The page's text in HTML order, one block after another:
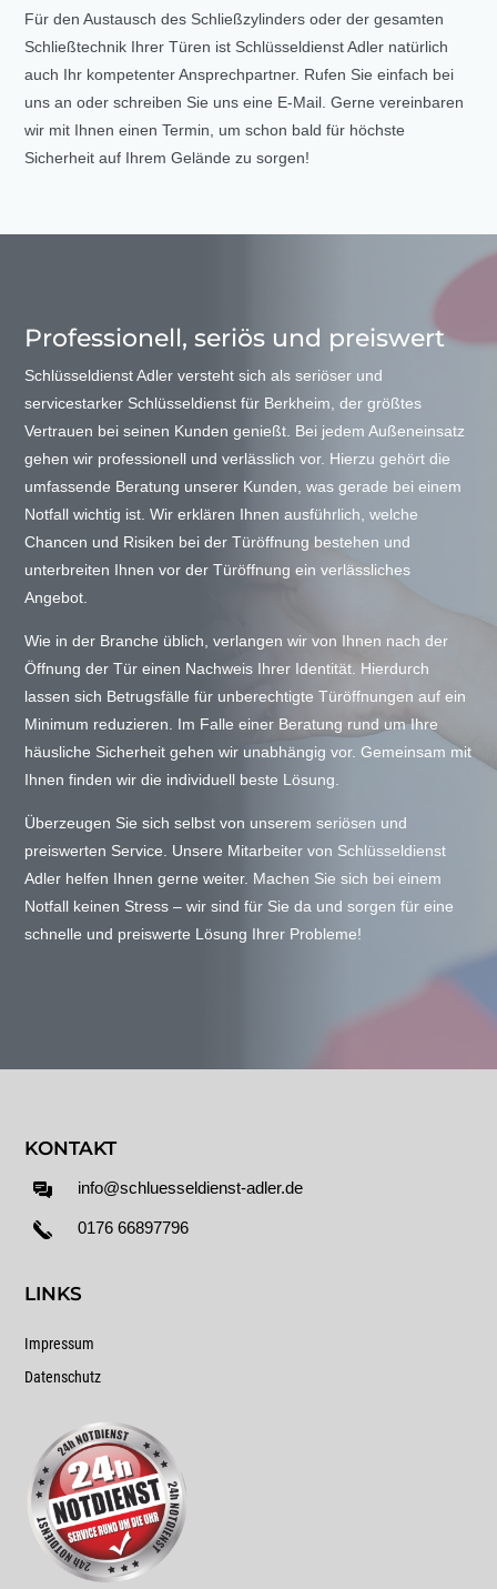
Für den Austausch des Schließzylinders oder der gesamten
Schließtechnik Ihrer Türen ist Schlüsseldienst Adler natürlich
auch Ihr kompetenter Ansprechpartner. Rufen Sie einfach bei
uns an oder schreiben Sie uns eine E-Mail. Gerne vereinbaren
wir mit Ihnen einen Termin, um schon bald für höchste
Sicherheit auf Ihrem Gelände zu sorgen!
Professionell, seriös und preiswert
Schlüsseldienst Adler versteht sich als seriöser und
servicestarker Schlüsseldienst für Berkheim, der größtes
Vertrauen bei seinen Kunden genießt. Bei jedem Außeneinsatz
gehen wir professionell und verlässlich vor. Hierzu gehört die
umfassende Beratung unserer Kunden, was gerade bei einem
Notfall wichtig ist. Wir erklären Ihnen ausführlich, welche
Chancen und Risiken bei der Türöffnung bestehen und
unterbreiten Ihnen vor der Türöffnung ein verlässliches
Angebot.
Wie in der Branche üblich, verlangen wir von Ihnen nach der
Öffnung der Tür einen Nachweis Ihrer Identität. Hierdurch
lassen sich Betrugsfälle für unberechtigte Türöffnungen auf ein
Minimum reduzieren. Im Falle einer Beratung rund um Ihre
häusliche Sicherheit gehen wir unabhängig vor. Gemeinsam mit
Ihnen finden wir die individuell beste Lösung.
Überzeugen Sie sich selbst von unserem seriösen und
preiswerten Service. Unsere Mitarbeiter von Schlüsseldienst
Adler helfen Ihnen gerne weiter. Machen Sie sich bei einem
Notfall keinen Stress – wir sind für Sie da und sorgen für eine
schnelle und preiswerte Lösung Ihrer Probleme!
KONTAKT
info@schluesseldienst-adler.de
0176 66897796
LINKS
Impressum
Datenschutz